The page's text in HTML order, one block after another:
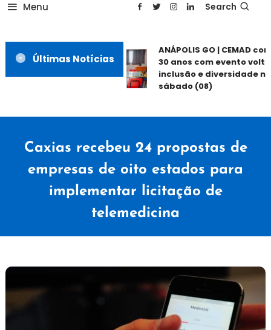
Menu Search
Últimas Notícias
ANÁPOLIS GO | CEMAD
30 anos com evento
inclusão e diversidade
sábado (08)
Caxias recebeu 24 propostas de
empresas de oito estados para
implementar licitação de
telemedicina